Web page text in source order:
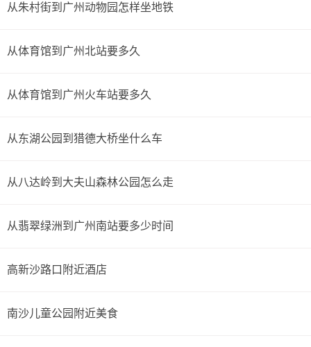
从朱村街到广州动物园怎样坐地铁
从体育馆到广州北站要多久
从体育馆到广州火车站要多久
从东湖公园到猎德大桥坐什么车
从八达岭到大夫山森林公园怎么走
从翡翠绿洲到广州南站要多少时间
高新沙路口附近酒店
南沙儿童公园附近美食